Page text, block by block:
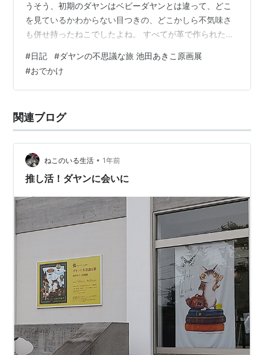
うそう、初期のダヤンはベビーダヤンとは違って、どこ
を見ているかわからない目つきの、どこかしら不気味さ
も併せ持ったねこでしたよね。 すべてが革で作られた
ころしか読んだことがないので、今度読んでみたいなぁ
と思うとともに、 「そうだ、ぼく旅にでなくちゃ！」 こ
の言葉に、そうだ！ 私も旅にでなくちゃ！ なんて思うの
けどね。 一泊なのに、楽器背負ってるから大荷物…💦 ラ
ンキング参加中gooから…
#日記 #ダヤンの不思議な旅 池田あきこ原画展
#おでかけ
関連ブログ
ねこのいる生活 • 1年前
推し活！ダヤンに会いに